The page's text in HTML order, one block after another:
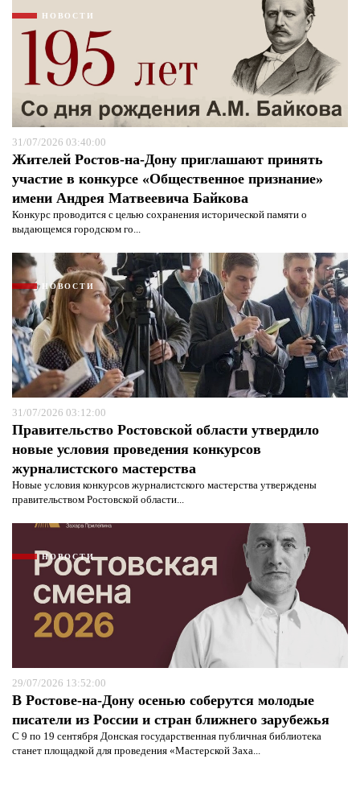
НОВОСТИ
31/07/2026 03:40:00
Жителей Ростов-на-Дону приглашают принять
участие в конкурсе «Общественное признание»
имени Андрея Матвеевича Байкова
Конкурс проводится с целью сохранения исторической памяти о
выдающемся городском го...
НОВОСТИ
31/07/2026 03:12:00
Правительство Ростовской области утвердило
новые условия проведения конкурсов
журналистского мастерства
Новые условия конкурсов журналистского мастерства утверждены
правительством Ростовской области...
НОВОСТИ
29/07/2026 13:52:00
В Ростове-на-Дону осенью соберутся молодые
писатели из России и стран ближнего зарубежья
С 9 по 19 сентября Донская государственная публичная библиотека
станет площадкой для проведения «Мастерской Заха...
Я согласен сполитикой конфиденциальности и
защиты информации*
защиты информации*